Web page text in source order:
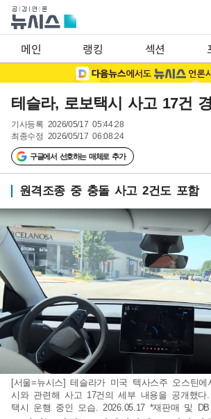
메인 랭킹 섹션
테슬라, 로보택시 사고 17건
기사등록 2026/05/17 05:44:28
최종수정 2026/05/17 06:08:24
구글에서 선호하는 매체로 추가
원격조종 중 충돌 사고 2건도 포함
[서울=뉴시스] 테슬라가 미국 텍사스주 오스틴
시와 관련해 사고 17건의 세부 내용을 공개했다
택시 운행 중인 모습. 2026.05.17 *재판매 및